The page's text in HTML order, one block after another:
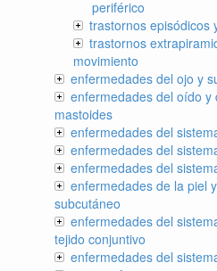
periférico
trastornos episódicos
trastornos
movimiento
enfermedades del ojo y
enfermedades del oído y
mastoides
enfermedades del
enfermedades del
enfermedades del
enfermedades de la piel
subcutáneo
enfermedades del
tejido conjuntivo
enfermedades del